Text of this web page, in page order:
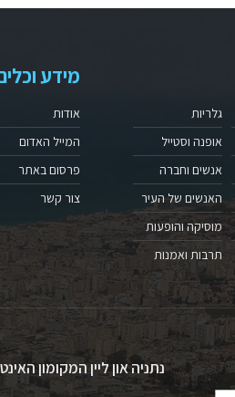
גלריות
אופנה וסטייל
אנשים וחברה
האנשים של העיר
מוסיקה והופעות
תרבות ואמנות
מידע
אודות
המייל האדום
פרסום באתר
צור קשר
נתניה און ליין המקומון